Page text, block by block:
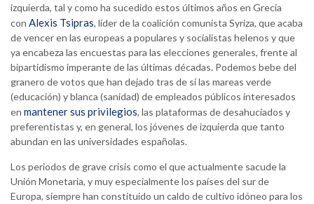
izquierda, tal y como ha sucedido estos últimos años en Grecia
con Alexis Tsipras, líder de la coalición comunista Syriza, que acaba
de vencer en las europeas a populares y socialistas helenos y que
ya encabeza las encuestas para las elecciones generales, frente al
bipartidismo imperante de las últimas décadas. Podemos bebe del
granero de votos que han dejado tras de sí las mareas verde
(educación) y blanca (sanidad) de empleados públicos interesados
en mantener sus privilegios, las plataformas de desahuciados y
preferentistas y, en general, los jóvenes de izquierda que tanto
abundan en las universidades españolas.
Los periodos de grave crisis como el que actualmente sacude la
Unión Monetaria, y muy especialmente los países del sur de
Europa, siempre han constituido un caldo de cultivo idóneo para los